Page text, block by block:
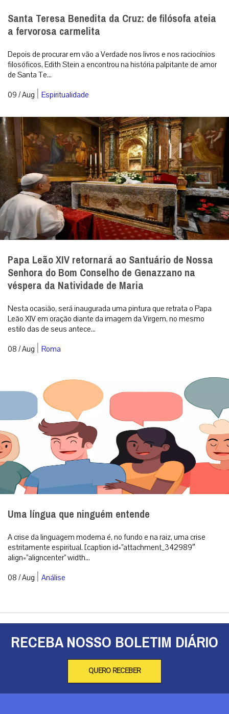
Santa Teresa Benedita da Cruz: de filósofa ateia
a fervorosa carmelita
Depois de procurar em vão a Verdade nos livros e nos raciocínios
filosóficos, Edith Stein a encontrou na história palpitante de amor
de Santa Te...
09 / Aug | Espiritualidade
Papa Leão XIV retornará ao Santuário de Nossa
Senhora do Bom Conselho de Genazzano na
véspera da Natividade de Maria
Nesta ocasião, será inaugurada uma pintura que retrata o Papa
Leão XIV em oração diante da imagem da Virgem, no mesmo
estilo das de seus antece...
08 / Aug | Roma
Uma língua que ninguém entende
A crise da linguagem moderna é, no fundo e na raiz, uma crise
estritamente espiritual. [caption id=”attachment_342989″
align=”aligncenter” width...
08 / Aug | Análise
RECEBA NOSSO BOLETIM DIÁRIO
QUERO RECEBER